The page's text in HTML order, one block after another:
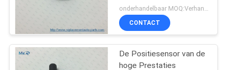
Hyundai Mazda Subaru
Suzuki
CONTACT
De Positiesensor van de
hoge Prestaties